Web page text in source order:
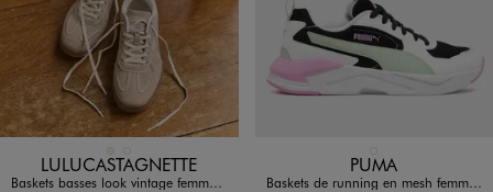
Disponible en 2 coloris
LULUCASTAGNETTE
Baskets basses look vintage femme - LuluCastagnette
Disponible en 1 coloris
PUMA
Baskets de running en mesh femme - Puma